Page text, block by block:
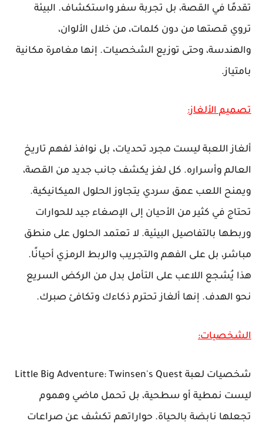
تقدمًا في القصة، بل تجربة سفر واستكشاف. البيئة
تروي قصتها من دون كلمات، من خلال الألوان،
والهندسة، وحتى توزيع الشخصيات. إنها مغامرة مكانية
بامتياز.
تصميم الألغاز:
ألغاز اللعبة ليست مجرد تحديات، بل نوافذ لفهم تاريخ
العالم وأسراره. كل لغز يكشف جانب جديد من القصة،
ويمنح اللعب عمق سردي يتجاوز الحلول الميكانيكية.
تحتاج في كثير من الأحيان إلى الإصغاء جيد للحوارات
وربطها بالتفاصيل البيئية. لا تعتمد الحلول على منطق
مباشر، بل على الفهم والتجريب والربط الرمزي أحيانًا.
هذا يُشجع اللاعب على التأمل بدل من الركض السريع
نحو الهدف. إنها ألغاز تحترم ذكاءك وتكافئ صبرك.
الشخصيات:
ليست نمطية أو سطحية، بل تحمل ماضي وهموم
تجعلها نابضة بالحياة. حواراتهم تكشف عن صراعات